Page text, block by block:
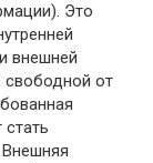
Это
внешней
свободной от